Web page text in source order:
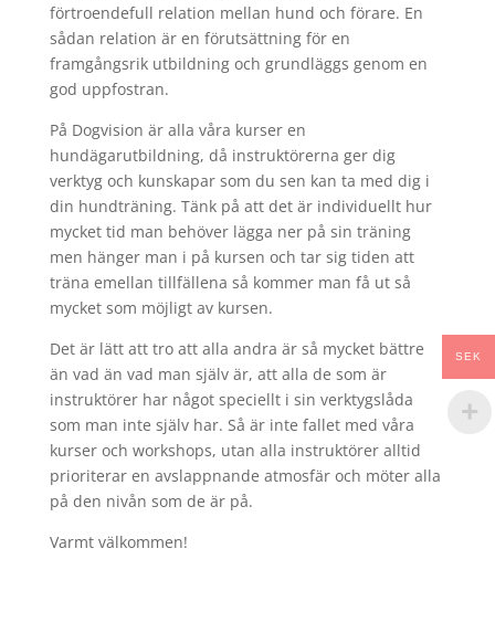
förtroendefull relation mellan hund och förare. En
sådan relation är en förutsättning för en
framgångsrik utbildning och grundläggs genom en
god uppfostran.
På Dogvision är alla våra kurser en
hundägarutbildning, då instruktörerna ger dig
verktyg och kunskapar som du sen kan ta med dig i
din hundträning. Tänk på att det är individuellt hur
mycket tid man behöver lägga ner på sin träning
men hänger man i på kursen och tar sig tiden att
träna emellan tillfällena så kommer man få ut så
mycket som möjligt av kursen.
Det är lätt att tro att alla andra är så mycket bättre
än vad än vad man själv är, att alla de som är
instruktörer har något speciellt i sin verktygslåda
som man inte själv har. Så är inte fallet med våra
kurser och workshops, utan alla instruktörer alltid
prioriterar en avslappnande atmosfär och möter alla
på den nivån som de är på.
Varmt välkommen!
SEK